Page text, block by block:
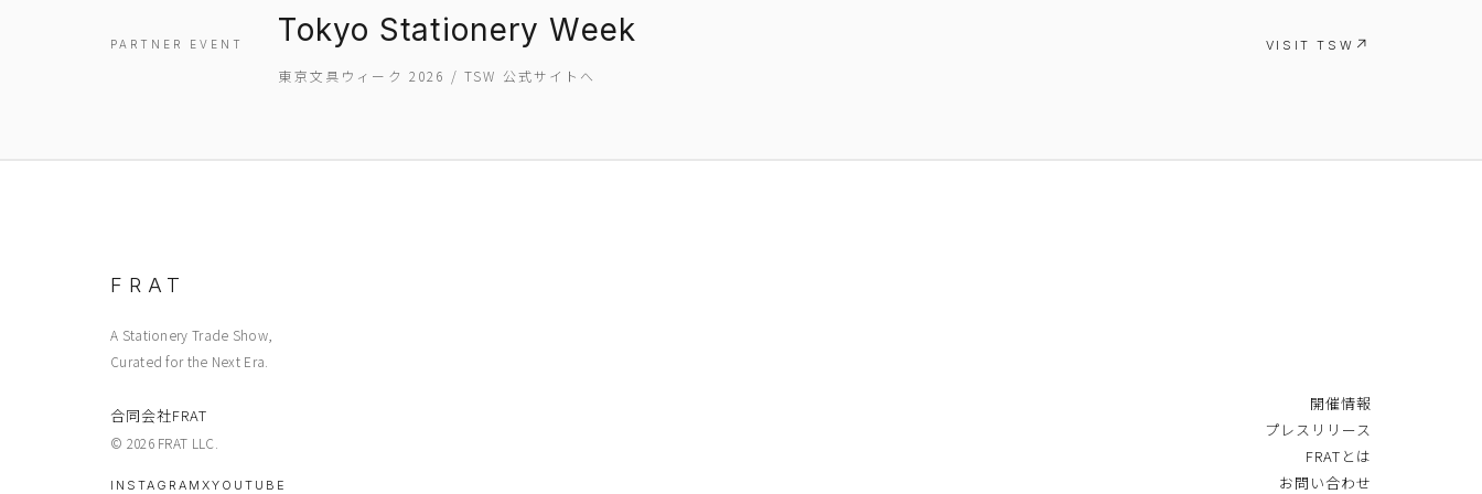
PARTNER EVENT Tokyo Stationery Week
東京文具ウィーク 2026 / TSW 公式サイトへ
VISIT TSW
FRAT
A Stationery Trade Show,
Curated for the Next Era.
合同会社FRAT
© 2026 FRAT LLC.
INSTAGRAM XYOUTUBE
開催情報
プレスリリース
FRATとは
お問い合わせ